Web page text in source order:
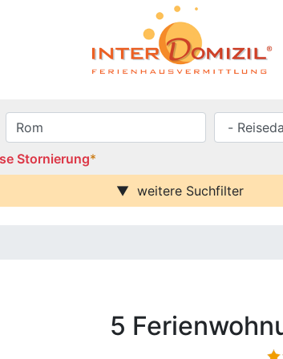
Stornierung*
weitere Suchfilter
5